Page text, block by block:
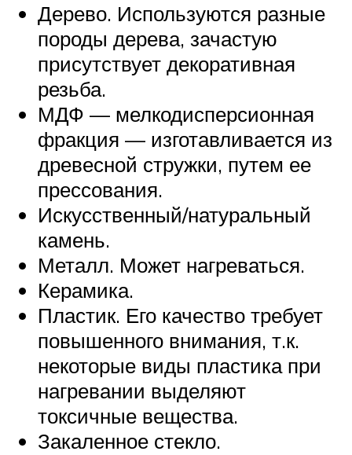
Дерево. Используются разные
породы дерева, зачастую
присутствует декоративная
резьба.
МДФ — мелкодисперсионная
фракция — изготавливается из
древесной стружки, путем ее
прессования.
Искусственный/натуральный
камень.
Металл. Может нагреваться.
Керамика.
Пластик. Его качество требует
повышенного внимания, т.к.
некоторые виды пластика при
нагревании выделяют
токсичные вещества.
Закаленное стекло.